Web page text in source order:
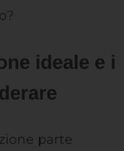
ideale e i
parte